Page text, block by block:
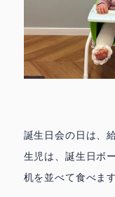
誕生日会の日は、
生児は、誕生日ボ
机を並べて食べま